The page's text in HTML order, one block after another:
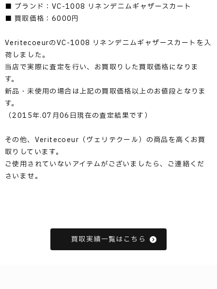
■ ブランド：VC-1008 リネンデニムギャザースカート
■ 買取価格：6000円
VeritecoeurのVC-1008 リネンデニムギャザースカートを入
荷しました。
当店で実際に査定を行い、お買取りした買取価格になりま
す。
新品・未使用の場合は上記の買取価格以上のお値段となりま
す。
（2015年.07月06日現在の査定結果です）
その他、Veritecoeur（ヴェリテクール）の商品を高くお買
取りしています。
ご使用されていないアイテムがございましたら、ご連絡くだ
さいませ。
買取実績一覧はこちら